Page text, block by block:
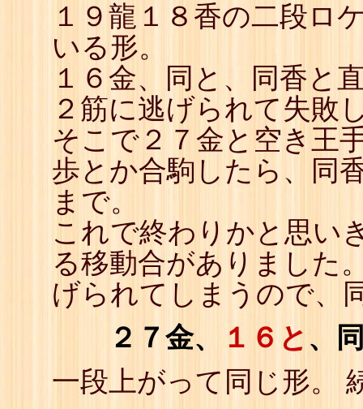
19☗
20☖
23☗
24☖
25
26☖
27☗
28☖
29☗
30☖
33☗
34☖
36☖
37☗
詰
１９龍１８香の二段ロ
いる形。
１６金、同と、同香と
２筋に逃げられて失敗
そこで２７金と空き王
歩とか合駒したら、同
まで。
これで終わりかと思い
る移動合がありました
げられてしまうので、
２７金、
１６と 、
一段上がって同じ形。